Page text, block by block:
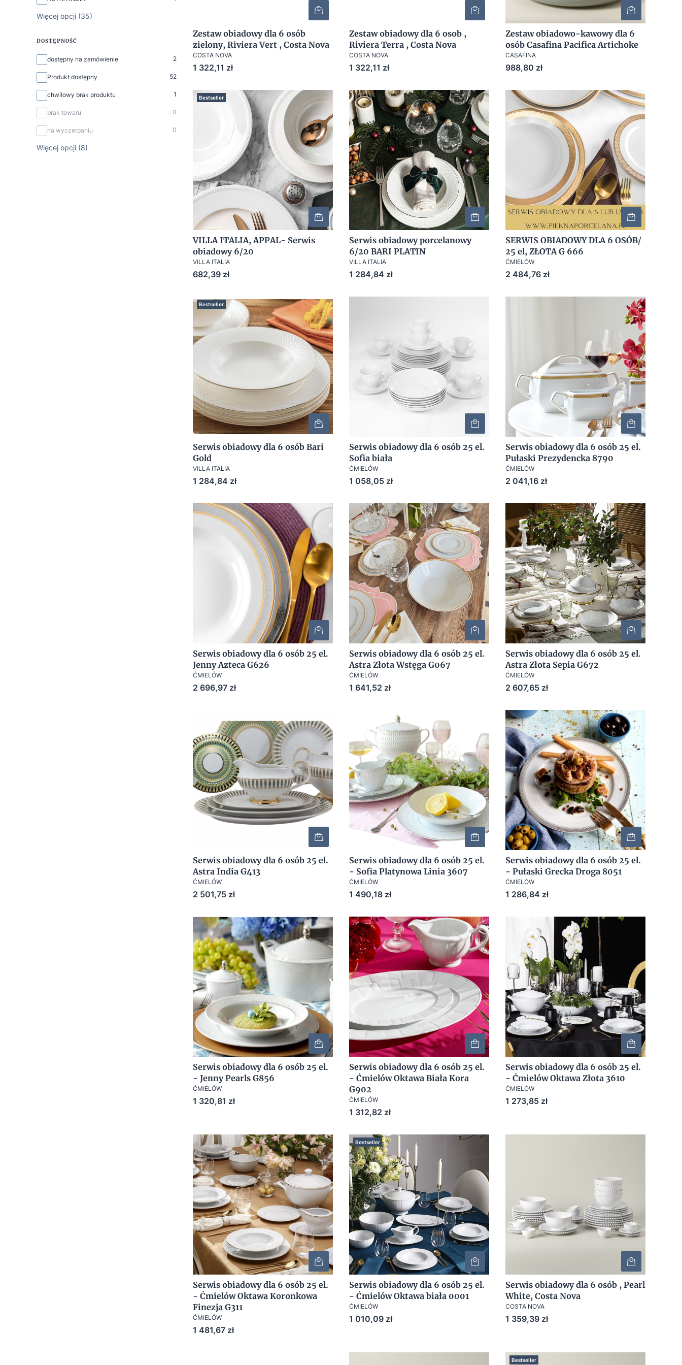
Więcej opcji (35)
DOSTĘPNOŚĆ
Dostępność
dostępny na zamówienie 2
Produkt dostępny 52
chwilowy brak produktu 1
brak towaru 0
na wyczerpaniu 0
Więcej opcji (8)
Zestaw obiadowy dla 6 osób
zielony, Riviera Vert , Costa Nova
COSTA NOVA
Cena
1 322,11 zł
Zestaw obiadowy dla 6 osob ,
Riviera Terra , Costa Nova
COSTA NOVA
Cena
1 322,11 zł
Zestaw obiadowo-kawowy dla 6
osób Casafina Pacifica Artichoke
CASAFINA
Cena
988,80 zł
Bestseller
VILLA ITALIA, APPAL- Serwis
obiadowy 6/20
VILLA ITALIA
Cena
682,39 zł
Serwis obiadowy porcelanowy
6/20 BARI PLATIN
VILLA ITALIA
Cena
1 284,84 zł
SERWIS OBIADOWY DLA 6 OSÓB/
25 el, ZŁOTA G 666
ĆMIELÓW
Cena
2 484,76 zł
Bestseller
Serwis obiadowy dla 6 osób Bari
Gold
VILLA ITALIA
Cena
1 284,84 zł
Serwis obiadowy dla 6 osób 25 el.
Sofia biała
ĆMIELÓW
Cena
1 058,05 zł
Serwis obiadowy dla 6 osób 25 el.
Pułaski Prezydencka 8790
ĆMIELÓW
Cena
2 041,16 zł
Serwis obiadowy dla 6 osób 25 el.
Jenny Azteca G626
ĆMIELÓW
Cena
2 696,97 zł
Serwis obiadowy dla 6 osób 25 el.
Astra Złota Wstęga G067
ĆMIELÓW
Cena
1 641,52 zł
Serwis obiadowy dla 6 osób 25 el.
Astra Złota Sepia G672
ĆMIELÓW
Cena
2 607,65 zł
Serwis obiadowy dla 6 osób 25 el.
Astra India G413
ĆMIELÓW
Cena
2 501,75 zł
Serwis obiadowy dla 6 osób 25 el.
- Sofia Platynowa Linia 3607
ĆMIELÓW
Cena
1 490,18 zł
Serwis obiadowy dla 6 osób 25 el.
- Pułaski Grecka Droga 8051
ĆMIELÓW
Cena
1 286,84 zł
Serwis obiadowy dla 6 osób 25 el.
- Jenny Pearls G856
ĆMIELÓW
Cena
1 320,81 zł
Serwis obiadowy dla 6 osób 25 el.
- Ćmielów Oktawa Biała Kora
G902
ĆMIELÓW
Cena
1 312,82 zł
Serwis obiadowy dla 6 osób 25 el.
- Ćmielów Oktawa Złota 3610
ĆMIELÓW
Cena
1 273,85 zł
Serwis obiadowy dla 6 osób 25 el.
- Ćmielów Oktawa Koronkowa
Finezja G311
ĆMIELÓW
Cena
1 481,67 zł
Bestseller
Serwis obiadowy dla 6 osób 25 el.
- Ćmielów Oktawa biała 0001
ĆMIELÓW
Cena
1 010,09 zł
Serwis obiadowy dla 6 osób , Pearl
White, Costa Nova
COSTA NOVA
Cena
1 359,39 zł
Bestseller